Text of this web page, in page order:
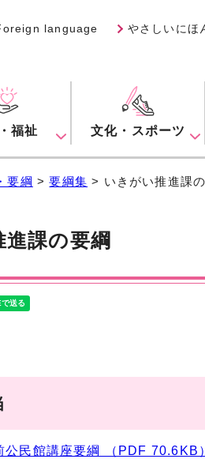
language やさしいにほ
福祉 文化・スポーツ
要綱 >要綱集 > いきがい推進課
課の要綱
公民館講座要綱 （PDF 70.6KB）